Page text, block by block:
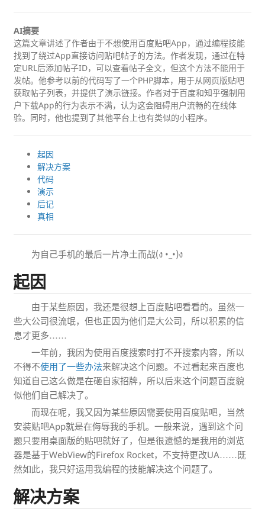
AI摘要
这篇文章讲述了作者由于不想使用百度贴吧App，通过编程技能
找到了绕过App直接访问贴吧帖子的方法。作者发现，通过在特
定URL后添加帖子ID，可以查看帖子全文，但这个方法不能用于
发帖。他参考以前的代码写了一个PHP脚本，用于从网页版贴吧
获取帖子列表，并提供了演示链接。作者对于百度和知乎强制用
户下载App的行为表示不满，认为这会阻碍用户流畅的在线体
验。同时，他也提到了其他平台上也有类似的小程序。
起因
解决方案
代码
演示
后记
真相
为自己手机的最后一片净土而战(ง •_•)ง
起因
由于某些原因，我还是很想上百度贴吧看看的。虽然一
些大公司很流氓，但也正因为他们是大公司，所以积累的信
息才更多……
一年前，我因为使用百度搜索时打不开搜索内容，所以
不得不使用了一些办法来解决这个问题。不过看起来百度也
知道自己这么做是在砸自家招牌，所以后来这个问题百度貌
似他们自己解决了。
而现在呢，我又因为某些原因需要使用百度贴吧，当然
安装贴吧App就是在侮辱我的手机。一般来说，遇到这个问
题只要用桌面版的贴吧就好了，但是很遗憾的是我用的浏览
器是基于WebView的Firefox Rocket，不支持更改UA……既
然如此，我只好运用我编程的技能解决这个问题了。
解决方案